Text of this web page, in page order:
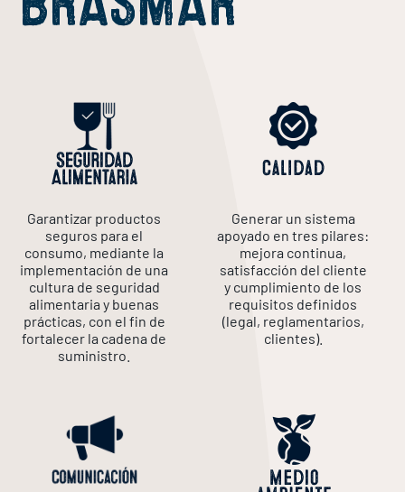
unidades
unidades
comerciales
España.
industriales:
León
–
Productos
ahumados
Logroño
Unidades
comerciales:
al
de
Florida.
unidad
comercial
Noruega.
industrial:
Brodr.
Aarseth
en
Ellingsøy
–
Bacalao
comercial:
Aalesund
dispone
de
italiano.
en
Paulo.
en
al
Garantizar productos
seguros para el
consumo, mediante la
implementación de una
cultura de seguridad
alimentaria y buenas
prácticas, con el fin de
fortalecer la cadena de
suministro.
Generar un sistema
apoyado en tres pilares:
mejora continua,
satisfacción del cliente
y cumplimiento de los
requisitos definidos
(legal, reglamentarios,
clientes).